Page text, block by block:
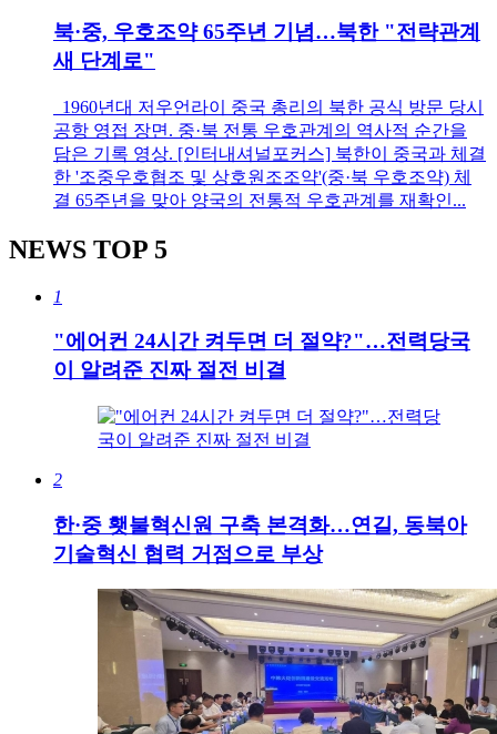
북·중, 우호조약 65주년 기념…북한 "전략관계
새 단계로"
1960년대 저우언라이 중국 총리의 북한 공식 방문 당시
공항 영접 장면. 중·북 전통 우호관계의 역사적 순간을
담은 기록 영상. [인터내셔널포커스] 북한이 중국과 체결
한 '조중우호협조 및 상호원조조약'(중·북 우호조약) 체
결 65주년을 맞아 양국의 전통적 우호관계를 재확인...
NEWS TOP 5
1
"에어컨 24시간 켜두면 더 절약?"…전력당국
이 알려준 진짜 절전 비결
2
한·중 횃불혁신원 구축 본격화…연길, 동북아
기술혁신 협력 거점으로 부상